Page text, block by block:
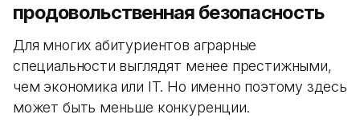
продовольственная безопасность
Для многих абитуриентов аграрные
специальности выглядят менее престижными,
чем экономика или IT. Но именно поэтому здесь
может быть меньше конкуренции.